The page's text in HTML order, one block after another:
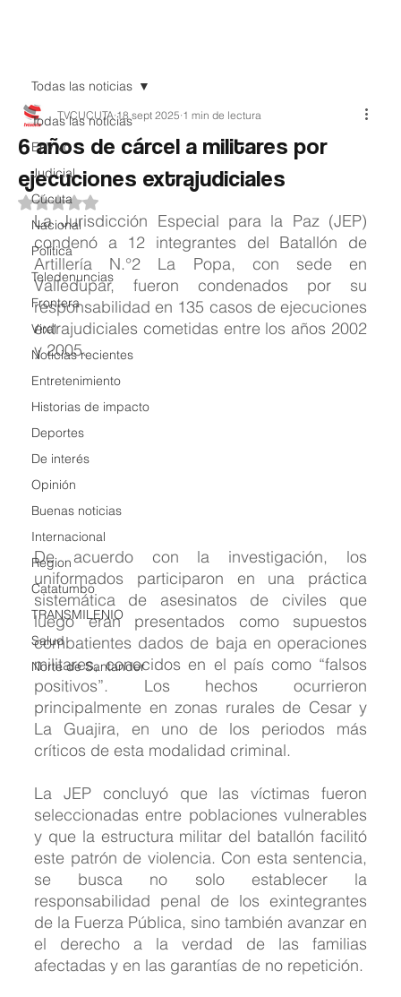
Todas las noticias
EnVivo
Judicial
Cúcuta
Nacional
Política
Teledenuncias
Frontera
Viral
Noticias recientes
Entretenimiento
Historias de impacto
Deportes
De interés
Opinión
Buenas noticias
Internacional
Region
Catatumbo
TRANSMILENIO
Salud
Norte de Santander
Todas las noticias
6 años de cárcel a militares por
ejecuciones extrajudiciales
TVCUCUTA 18 sept 2025 1 min de lectura
Obtuvo NaN de 5 estrellas.
La Jurisdicción Especial para la Paz (JEP)
condenó a 12 integrantes del Batallón de
Artillería N.°2 La Popa, con sede en
Valledupar, fueron condenados por su
responsabilidad en 135 casos de ejecuciones
extrajudiciales cometidas entre los años 2002
y 2005.
De acuerdo con la investigación, los
uniformados participaron en una práctica
sistemática de asesinatos de civiles que
luego eran presentados como supuestos
combatientes dados de baja en operaciones
militares, conocidos en el país como “falsos
positivos”. Los hechos ocurrieron
principalmente en zonas rurales de Cesar y
La Guajira, en uno de los periodos más
críticos de esta modalidad criminal.
La JEP concluyó que las víctimas fueron
seleccionadas entre poblaciones vulnerables
y que la estructura militar del batallón facilitó
este patrón de violencia. Con esta sentencia,
se busca no solo establecer la
responsabilidad penal de los exintegrantes
de la Fuerza Pública, sino también avanzar en
el derecho a la verdad de las familias
afectadas y en las garantías de no repetición.